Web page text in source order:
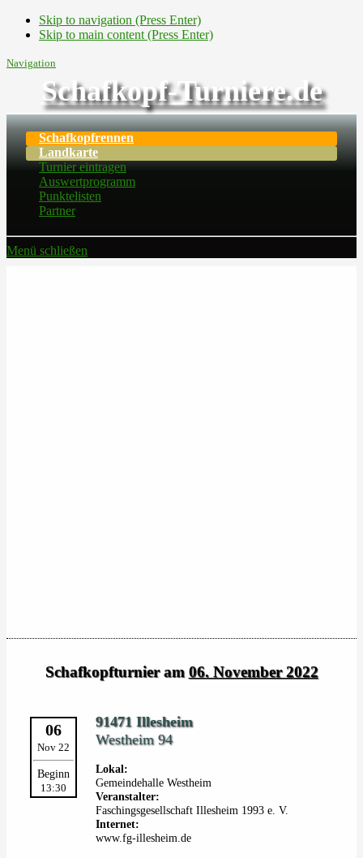
Skip to navigation (Press Enter)
Skip to main content (Press Enter)
Navigation
Schafkopf-Turniere.de
Schafkopfrennen
Landkarte
Turnier eintragen
Auswertprogramm
Punktelisten
Partner
Menü schließen
Schafkopfturnier am 06. November 2022
06
Nov 22
Beginn
13:30
91471 Illesheim
Westheim 94
Lokal:
Gemeindehalle Westheim
Veranstalter:
Faschingsgesellschaft Illesheim 1993 e. V.
Internet:
www.fg-illesheim.de